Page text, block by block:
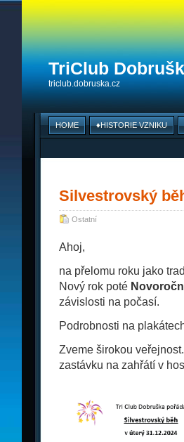
TriClub
triclub.dobruska.cz
HOME ♦HISTORIE VZNIKU
Silvestrovský
Ostatní
Ahoj,
na přelomu roku jako
Nový rok poté
závislosti na počasí.
Podrobnosti na
Zveme širokou
zastávku na zahřátí v